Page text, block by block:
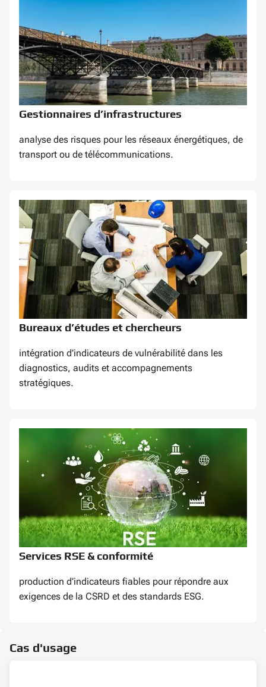
Gestionnaires d’infrastructures
analyse des risques pour les réseaux énergétiques, de
transport ou de télécommunications.
Bureaux d’études et chercheurs
intégration d’indicateurs de vulnérabilité dans les
diagnostics, audits et accompagnements
stratégiques.
Services RSE & conformité
production d’indicateurs fiables pour répondre aux
exigences de la CSRD et des standards ESG.
Cas d'usage